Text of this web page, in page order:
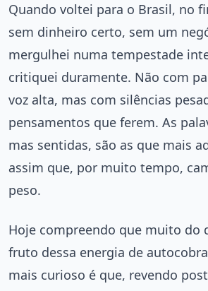
Quando voltei para o Brasil, no
sem dinheiro certo, sem um
mergulhei numa tempestade
critiquei duramente. Não com
voz alta, mas com silências
pensamentos que ferem. As
mas sentidas, são as que mais
assim que, por muito tempo,
peso.
Hoje compreendo que muito do
fruto dessa energia de
mais curioso é que, revendo